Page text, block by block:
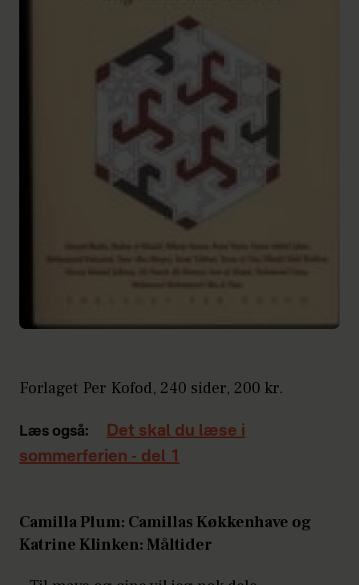
Forlaget Per Kofod, 240 sider, 200 kr.
Læs også:
Det skal du læse i
sommerferien - del 1
Camilla Plum: Camillas Køkkenhave og
Katrine Klinken: Måltider